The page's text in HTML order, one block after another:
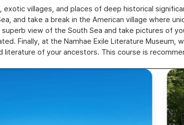
villages, and places of deep historical
and take a break in the American village where
view of the South Sea and take pictures of
Finally, at the Namhae Exile Literature Museum,
of your ancestors. This course is